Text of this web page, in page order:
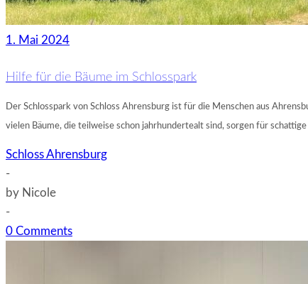
1. Mai 2024
Hilfe für die Bäume im Schlosspark
Der Schlosspark von Schloss Ahrensburg ist für die Menschen aus
vielen Bäume, die teilweise schon jahrhundertealt sind, sorgen für schattige
Schloss Ahrensburg
-
by Nicole
-
0 Comments